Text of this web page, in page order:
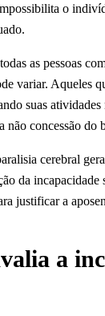
o
as pessoas
variar. Aqueles
suas
não concessão do
cerebral
da
justificar a
a